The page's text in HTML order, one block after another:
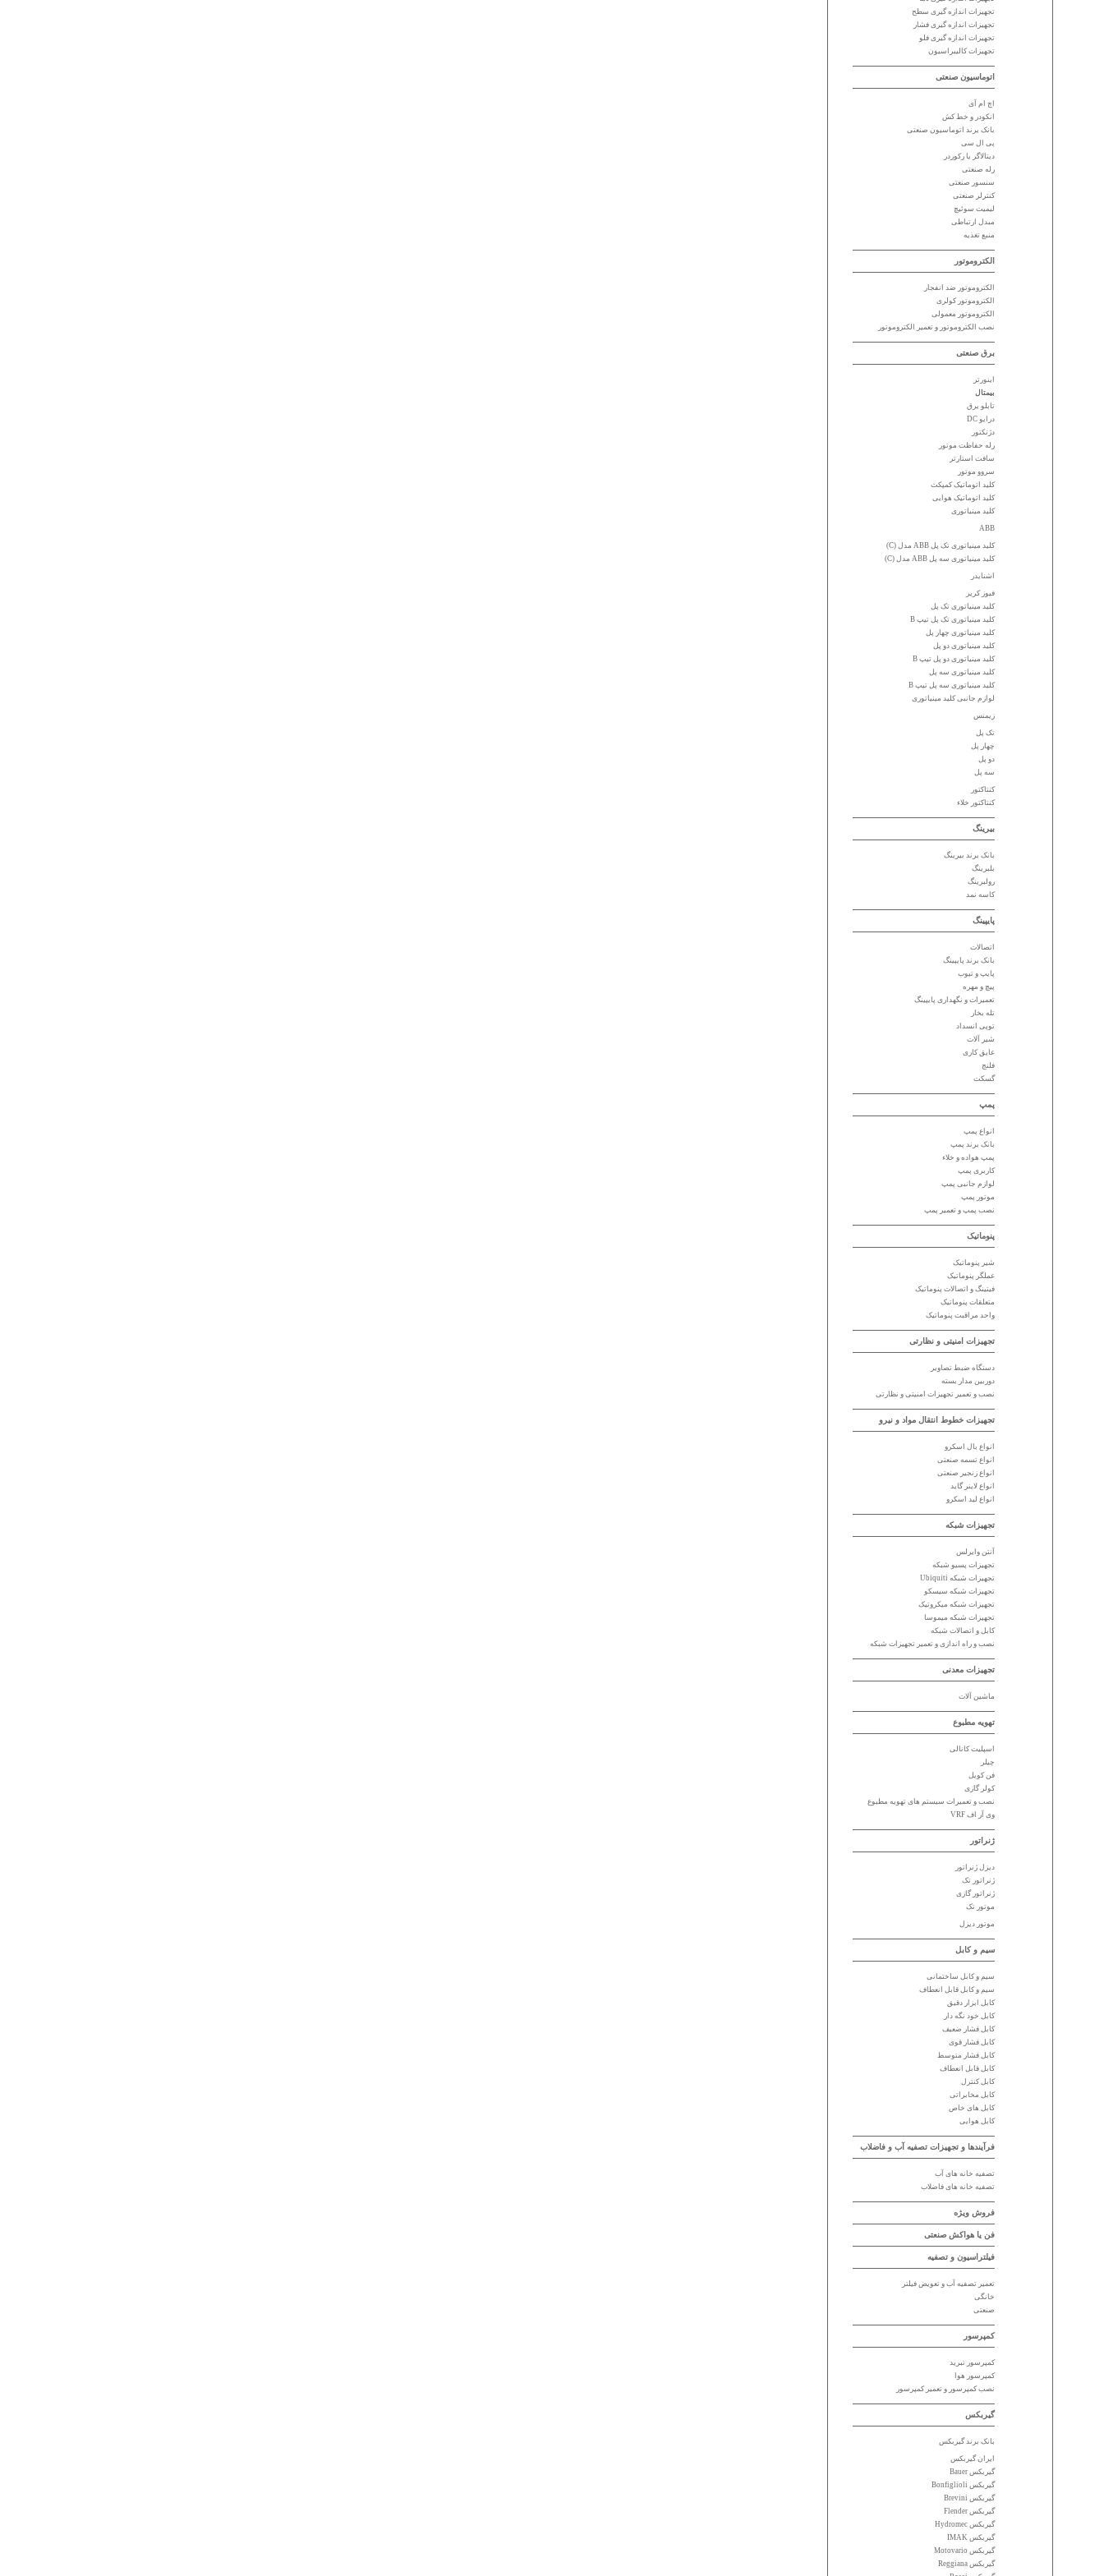
تجهیزات اندازه گیری سطح
تجهیزات اندازه گیری فشار
تجهیزات اندازه گیری فلو
تجهیزات کالیبراسیون
اتوماسیون صنعتی
اچ ام آی
انکودر و خط کش
بانک برند اتوماسیون صنعتی
پی ال سی
دیتالاگر یا رکوردر
رله صنعتی
سنسور صنعتی
کنترلر صنعتی
لیمیت سوئیچ
مبدل ارتباطی
منبع تغذیه
الکتروموتور
الکتروموتور ضد انفجار
الکتروموتور کولری
الکتروموتور معمولی
نصب الکتروموتور و تعمیر الکتروموتور
برق صنعتی
اینورتر
بیمتال
تابلو برق
درایو DC
دژنکتور
رله حفاظت موتور
سافت استارتر
سروو موتور
کلید اتوماتیک کمپکت
کلید اتوماتیک هوایی
کلید مینیاتوری
ABB
کلید مینیاتوری تک پل ABB مدل (C)
کلید مینیاتوری سه پل ABB مدل (C)
اشنایدر
فیوز کریر
کلید مینیاتوری تک پل
کلید مینیاتوری تک پل تیپ B
کلید مینیاتوری چهار پل
کلید مینیاتوری دو پل
کلید مینیاتوری دو پل تیپ B
کلید مینیاتوری سه پل
کلید مینیاتوری سه پل تیپ B
لوازم جانبی کلید مینیاتوری
زیمنس
تک پل
چهار پل
دو پل
سه پل
کنتاکتور
کنتاکتور خلاء
بیرینگ
بانک برند بیرینگ
بلبرینگ
رولبرینگ
کاسه نمد
پایپینگ
اتصالات
بانک برند پایپینگ
پایپ و تیوب
پیچ و مهره
تعمیرات و نگهداری پایپینگ
تله بخار
توپی انسداد
شیر آلات
عایق کاری
فلنج
گسکت
پمپ
انواع پمپ
بانک برند پمپ
پمپ هواده و خلاء
کاربری پمپ
لوازم جانبی پمپ
موتور پمپ
نصب پمپ و تعمیر پمپ
پنوماتیک
شیر پنوماتیک
عملگر پنوماتیک
فیتینگ و اتصالات پنوماتیک
متعلقات پنوماتیک
واحد مراقبت پنوماتیک
تجهیزات امنیتی و نظارتی
دستگاه ضبط تصاویر
دوربین مدار بسته
نصب و تعمیر تجهیزات امنیتی و نظارتی
تجهیزات خطوط انتقال مواد و نیرو
انواع بال اسکرو
انواع تسمه صنعتی
انواع زنجیر صنعتی
انواع لاینر گاید
انواع لید اسکرو
تجهیزات شبکه
آنتن وایرلس
تجهیزات پسیو شبکه
تجهیزات شبکه Ubiquiti
تجهیزات شبکه سیسکو
تجهیزات شبکه میکروتیک
تجهیزات شبکه میموسا
کابل و اتصالات شبکه
نصب و راه اندازی و تعمیر تجهیزات شبکه
تجهیزات معدنی
ماشین آلات
تهویه مطبوع
اسپلیت کانالی
چیلر
فن کویل
کولر گازی
نصب و تعمیرات سیستم های تهویه مطبوع
وی آر اف VRF
ژنراتور
دیزل ژنراتور
ژنراتور تک
ژنراتور گازی
موتور تک
موتور دیزل
سیم و کابل
سیم و کابل ساختمانی
سیم و کابل قابل انعطاف
کابل ابزار دقیق
کابل خود نگه دار
کابل فشار ضعیف
کابل فشار قوی
کابل فشار متوسط
کابل قابل انعطاف
کابل کنترل
کابل مخابراتی
کابل های خاص
کابل هوایی
فرآیندها و تجهیزات تصفیه آب و فاضلاب
تصفیه خانه های آب
تصفیه خانه های فاضلاب
فروش ویژه
فن یا هواکش صنعتی
فیلتراسیون و تصفیه
تعمیر تصفیه آب و تعویض فیلتر
خانگی
صنعتی
کمپرسور
کمپرسور تبرید
کمپرسور هوا
نصب کمپرسور و تعمیر کمپرسور
گیربکس
بانک برند گیربکس
ایران گیربکس
گیربکس Bauer
گیربکس Bonfiglioli
گیربکس Brevini
گیربکس Flender
گیربکس Hydromec
گیربکس IMAK
گیربکس Motovario
گیربکس Reggiana